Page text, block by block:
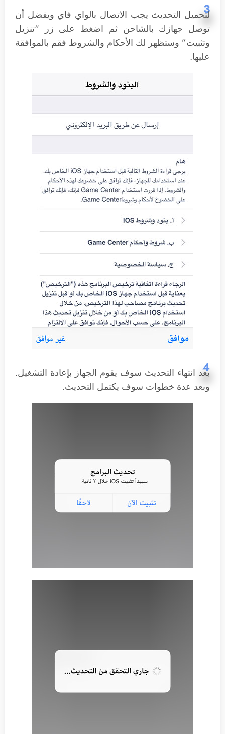
3
لتحميل التحديث يجب الاتصال بالواي فاي ويفضل أن
توصل جهازك بالشاحن ثم اضغط على زر “تنزيل
وتثبيت” وستظهر لك الأحكام والشروط فقم بالموافقة
عليها.
4
بعد انتهاء التحديث سوف يقوم الجهاز بإعادة التشغيل.
وبعد عدة خطوات سوف يكتمل التحديث.